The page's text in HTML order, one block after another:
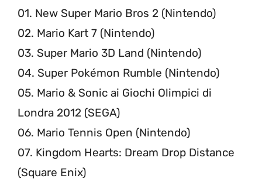
01. New Super Mario Bros 2 (Nintendo)
02. Mario Kart 7 (Nintendo)
03. Super Mario 3D Land (Nintendo)
04. Super Pokémon Rumble (Nintendo)
05. Mario & Sonic ai Giochi Olimpici di
Londra 2012 (SEGA)
06. Mario Tennis Open (Nintendo)
07. Kingdom Hearts: Dream Drop Distance
(Square Enix)